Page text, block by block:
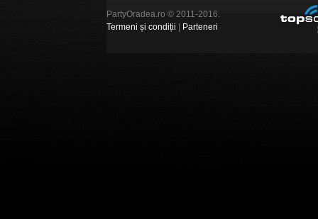
PartyOradea.ro © 2011-2016.
Termeni și condiții
Parteneri